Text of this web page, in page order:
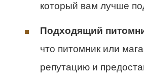
который вам лучше
Подходящий
что питомник или
репутацию и